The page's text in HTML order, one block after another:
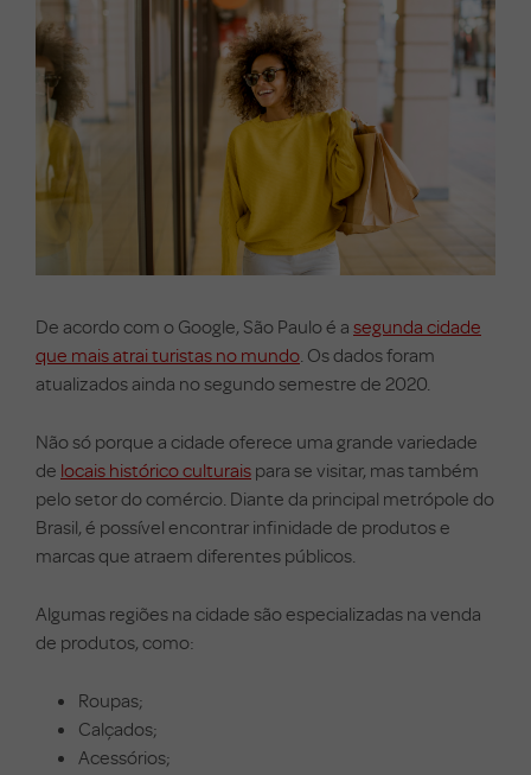
De acordo com o Google, São Paulo é a segunda cidade
que mais atrai turistas no mundo. Os dados foram
atualizados ainda no segundo semestre de 2020.
Não só porque a cidade oferece uma grande variedade
de locais histórico culturais para se visitar, mas também
pelo setor do comércio. Diante da principal metrópole do
Brasil, é possível encontrar infinidade de produtos e
marcas que atraem diferentes públicos.
Algumas regiões na cidade são especializadas na venda
de produtos, como:
Roupas;
Calçados;
Acessórios;